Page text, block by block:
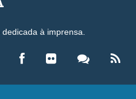
à imprensa.